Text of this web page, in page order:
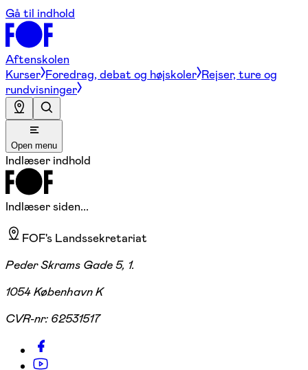
Gå til indhold
Aftenskolen
Kurser Foredrag, debat og højskoler Rejser, ture og
rundvisninger
Open menu
Indlæser indhold
Indlæser siden...
FOF's Landssekretariat
Peder Skrams Gade 5, 1.
1054 København K
CVR-nr: 62531517